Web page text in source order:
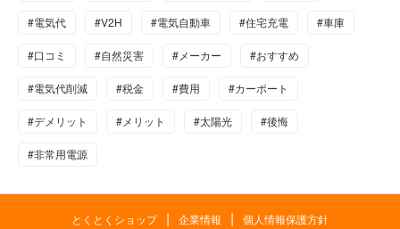
#電気代 #V2H #電気自動車 #住宅充電 #車庫
#口コミ #自然災害 #メーカー #おすすめ
#電気代削減 #税金 #費用 #カーポート
#デメリット #メリット #太陽光 #後悔
#非常用電源
とくとくショップ | 企業情報 | 個人情報保護方針